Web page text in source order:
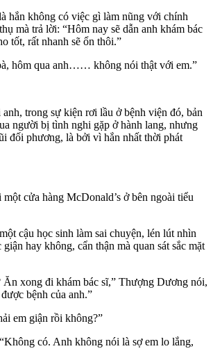
hắn không có việc gì làm nũng với chính
mà trả lời: “Hôm nay sẽ dẫn anh khám bác
tốt, rất nhanh sẽ ổn thôi.”
hôm qua anh…… không nói thật với em.”
trong sự kiện rơi lầu ở bệnh viện đó, bản
người bị tình nghi gặp ở hành lang, nhưng
đối phương, là bởi vì hắn nhất thời phát
cửa hàng McDonald’s ở bên ngoài tiểu
cậu học sinh làm sai chuyện, lén lút nhìn
hay không, cẩn thận mà quan sát sắc mặt
Ăn xong đi khám bác sĩ,” Thượng Dương nói,
bệnh của anh.”
em giận rồi không?”
có. Anh không nói là sợ em lo lắng,